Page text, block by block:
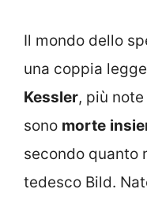
Il mondo dello
una coppia
Kessler, più
sono morte
secondo quanto
tedesco Bild.